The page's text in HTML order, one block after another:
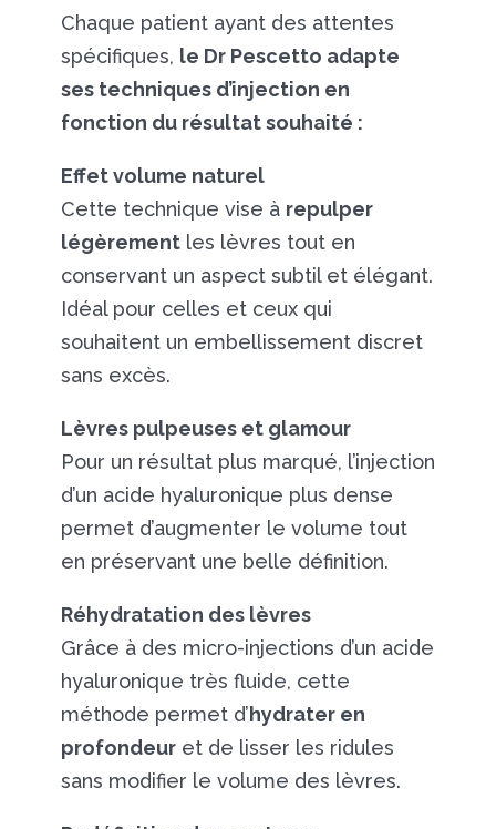
Chaque patient ayant des attentes
spécifiques, le Dr Pescetto adapte
ses techniques d’injection en
fonction du résultat souhaité :
Effet volume naturel
Cette technique vise à repulper
légèrementles lèvres tout en
conservant un aspect subtil et élégant.
Idéal pour celles et ceux qui
souhaitent un embellissement discret
sans excès.
Lèvres pulpeuses et glamour
Pour un résultat plus marqué, l’injection
d’un acide hyaluronique plus dense
permet d’augmenter le volume tout
en préservant une belle définition.
Réhydratation des lèvres
Grâce à des micro-injections d’un acide
hyaluronique très fluide, cette
méthode permet d’hydrater en
profondeuret de lisser les ridules
sans modifier le volume des lèvres.